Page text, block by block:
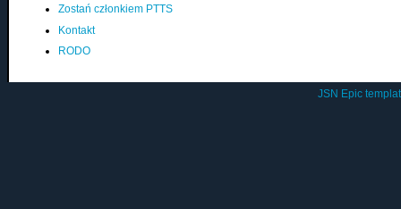
Zostań członkiem PTTS
Kontakt
RODO
JSN Epic